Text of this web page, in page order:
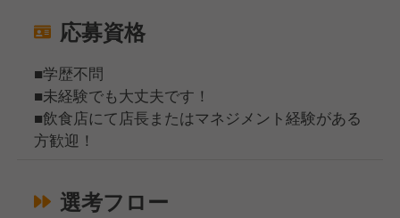
応募資格
■学歴不問
■未経験でも大丈夫です！
■飲食店にて店長またはマネジメント経験がある
方歓迎！
選考フロー